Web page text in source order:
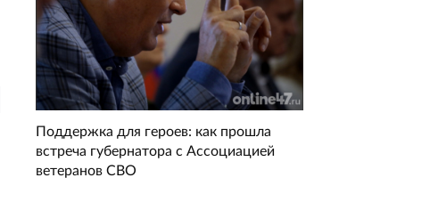
Поддержка для героев: как прошла
встреча губернатора с Ассоциацией
ветеранов СВО